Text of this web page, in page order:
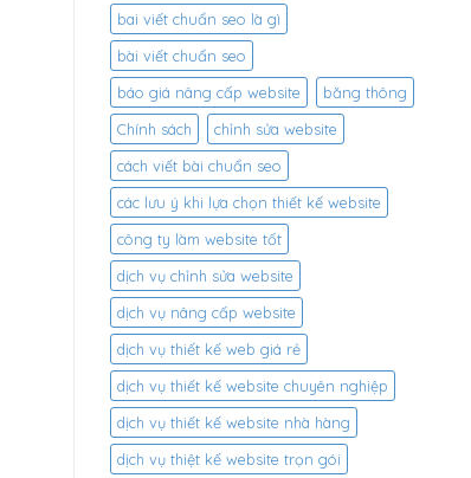
bai viết chuẩn seo là gì
bài viết chuẩn seo
báo giá nâng cấp website
băng thông
Chính sách
chỉnh sửa website
cách viết bài chuẩn seo
các lưu ý khi lựa chọn thiết kế website
công ty làm website tốt
dịch vụ chỉnh sửa website
dịch vụ nâng cấp website
dịch vụ thiết kế web giá rẻ
dịch vụ thiết kế website chuyên nghiệp
dịch vụ thiết kế website nhà hàng
dịch vụ thiệt kế website trọn gói